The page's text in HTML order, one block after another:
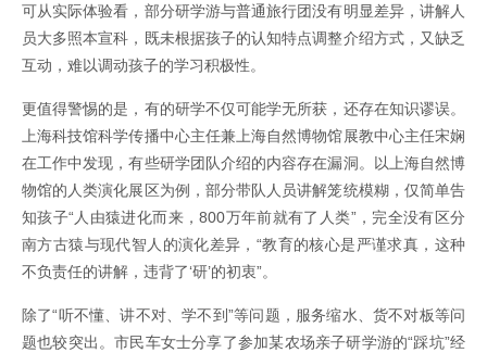
可从实际体验看，部分研学游与普通旅行团没有明显差异，讲解人
员大多照本宣科，既未根据孩子的认知特点调整介绍方式，又缺乏
互动，难以调动孩子的学习积极性。
更值得警惕的是，有的研学不仅可能学无所获，还存在知识谬误。
上海科技馆科学传播中心主任兼上海自然博物馆展教中心主任宋娴
在工作中发现，有些研学团队介绍的内容存在漏洞。以上海自然博
物馆的人类演化展区为例，部分带队人员讲解笼统模糊，仅简单告
知孩子“人由猿进化而来，800万年前就有了人类”，完全没有区分
南方古猿与现代智人的演化差异，“教育的核心是严谨求真，这种
不负责任的讲解，违背了‘研’的初衷”。
除了“听不懂、讲不对、学不到”等问题，服务缩水、货不对板等问
题也较突出。市民车女士分享了参加某农场亲子研学游的“踩坑”经